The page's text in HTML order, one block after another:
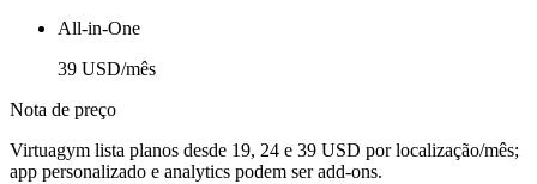
All-in-One
39 USD/mês
Nota de preço
Virtuagym lista planos desde 19, 24 e 39 USD por localização/mês;
app personalizado e analytics podem ser add-ons.